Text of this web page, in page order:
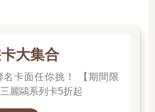
大集合
卡面任你挑！ 【期間限
麗鷗系列卡5折起